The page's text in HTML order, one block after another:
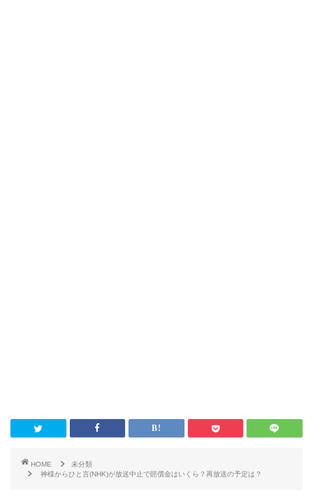
HOME
未分類
神様からひと言(NHK)が放送中止で賠償金はいくら？再放送の予定は？